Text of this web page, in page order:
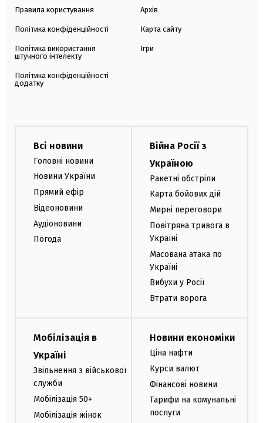
Правила користування
Політика конфіденційності
Політика використання
штучного інтелекту
Політика конфіденційності
додатку
Архів
Карта сайту
Ігри
Всі новини
Головні новини
Новини України
Прямий ефір
Відеоновини
Аудіоновини
Погода
Війна Росії з
Україною
Ракетні обстріли
Карта бойових дій
Мирні переговори
Повітряна тривога в
Україні
Масована атака по
Україні
Вибухи у Росії
Втрати ворога
Мобілізація в
Україні
Звільнення з військової
служби
Мобілізація 50+
Мобілізація жінок
Новини економіки
Ціна нафти
Курси валют
Фінансові новини
Тарифи на комунальні
послуги